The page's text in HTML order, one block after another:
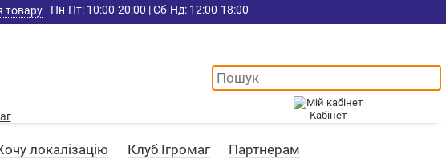
товару Пн-Пт: 10:00-20:00 | Сб-Нд: 12:00-18:00
Кабінет
локалізацію Клуб Ігромаг Партнерам